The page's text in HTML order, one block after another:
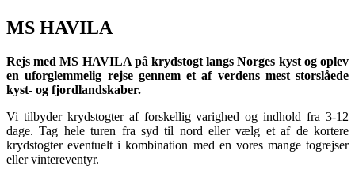
MS HAVILA
Rejs med MS HAVILA på krydstogt langs Norges kyst og oplev
en uforglemmelig rejse gennem et af verdens mest storslåede
kyst- og fjordlandskaber.
Vi tilbyder krydstogter af forskellig varighed og indhold fra 3-12
dage. Tag hele turen fra syd til nord eller vælg et af de kortere
krydstogter eventuelt i kombination med en vores mange togrejser
eller vintereventyr.